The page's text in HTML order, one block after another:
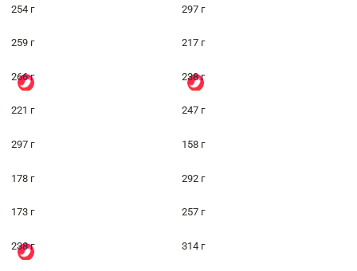
254 г 297 г
259 г 217 г
266 г 238 г
221 г 247 г
297 г 158 г
178 г 292 г
173 г 257 г
238 г 314 г